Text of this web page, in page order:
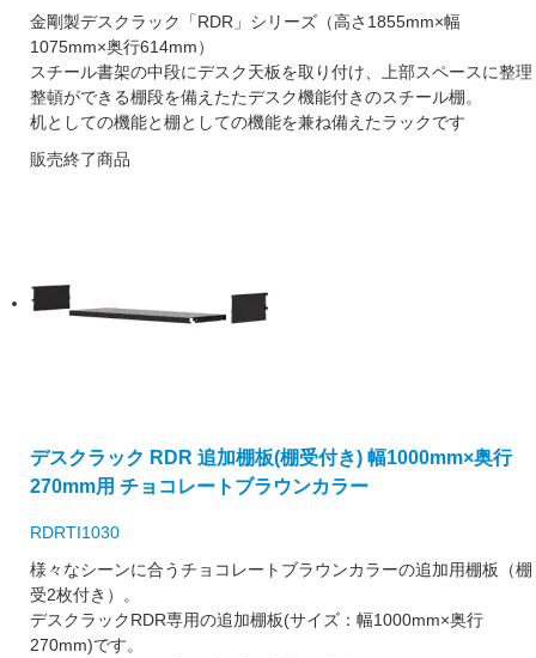
金剛製デスクラック「RDR」シリーズ（高さ1855mm×幅
1075mm×奥行614mm）
スチール書架の中段にデスク天板を取り付け、上部スペースに整理
整頓ができる棚段を備えたたデスク機能付きのスチール棚。
机としての機能と棚としての機能を兼ね備えたラックです
販売終了商品
デスクラック RDR 追加棚板(棚受付き) 幅1000mm×奥行
270mm用 チョコレートブラウンカラー
RDRTI1030
様々なシーンに合うチョコレートブラウンカラーの追加用棚板（棚
受2枚付き）。
デスクラックRDR専用の追加棚板(サイズ：幅1000mm×奥行
270mm)です。